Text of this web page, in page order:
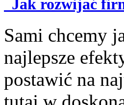
Jak rozwijać
Sami chcemy
najlepsze
postawić na